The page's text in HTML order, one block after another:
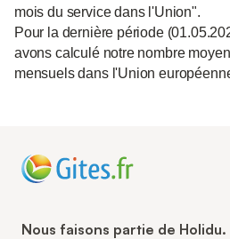
mois du service dans l'Union".
Pour la dernière période
avons calculé notre nombre
mensuels dans l'Union
Nous faisons partie de Holidu.